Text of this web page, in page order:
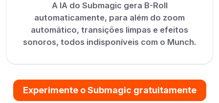
A IA do Submagic gera B-Roll
automaticamente, para além do zoom
automático, transições limpas e efeitos
sonoros, todos indisponíveis com o Munch.
Experimente o Submagic gratuitamente